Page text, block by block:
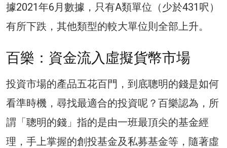
據2021年6月數據，只有A類單位（少於431呎）
有所下跌，其他類型的較大單位則全部上升。
百樂：資金流入虛擬貨幣市場
投資市場的產品五花百門，到底聰明的錢是如何
看準時機，尋找最適合的投資呢？百樂認為，所
謂「聰明的錢」指的是由一班最頂尖的基金經
理，手上掌握的創投基金及私募基金等，隨著虛